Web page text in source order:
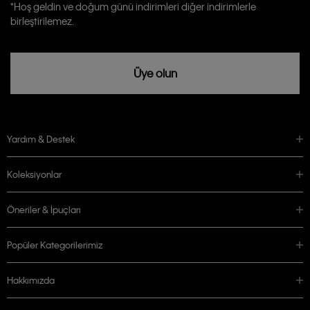
rızam vardır
*Hoş geldin ve doğum günü indirimleri diğer indirimlerle
birleştirilemez.
Üye olun
Yardım & Destek
Koleksiyonlar
Öneriler & İpuçları
Popüler Kategorilerimiz
Hakkımızda